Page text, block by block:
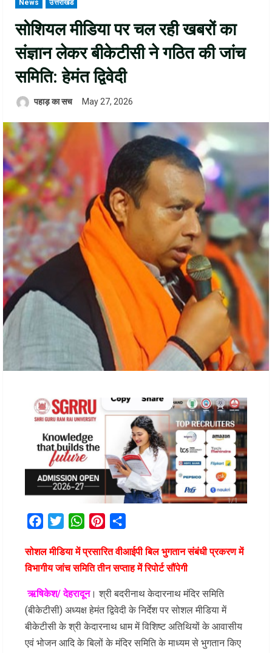
News उत्तराखंड
सोशियल मीडिया पर चल रही खबरों का
संज्ञान लेकर बीकेटीसी ने गठित की जांच
समिति: हेमंत द्विवेदी
पहाड़ का सच May 27, 2026
FacebookTwitterWhatsAppPinterest
सोशल मीडिया में प्रसारित वीआईपी बिल भुगतान संबंधी प्रकरण में
विभागीय जांच समिति तीन सप्ताह में रिपोर्ट सौंपेगी
ऋषिकेश/ देहरादून। श्री बदरीनाथ केदारनाथ मंदिर समिति
(बीकेटीसी) अध्यक्ष हेमंत द्विवेदी के निर्देश पर सोशल मीडिया में
बीकेटीसी के श्री केदारनाथ धाम में विशिष्ट अतिथियों के आवासीय
एवं भोजन आदि के बिलों के मंदिर समिति के माध्यम से भुगतान किए